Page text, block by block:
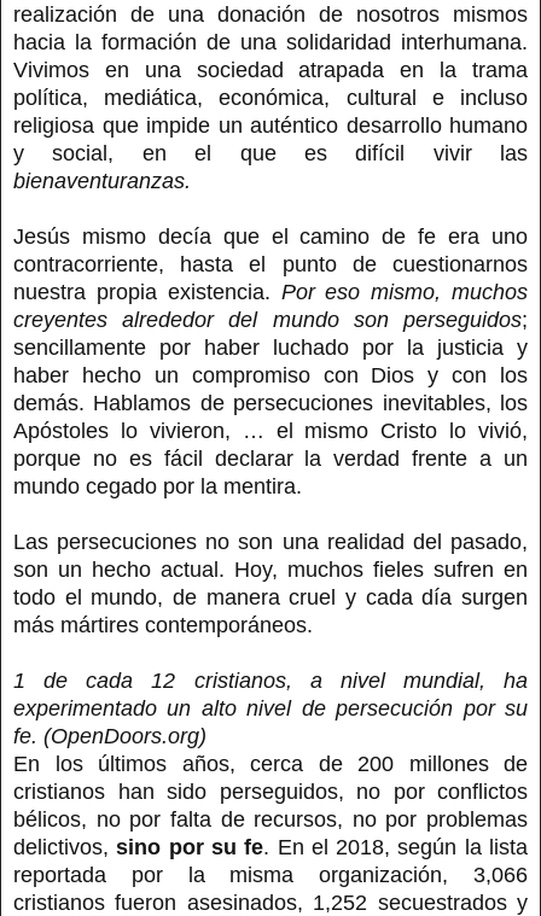
realización de una donación de nosotros mismos
hacia la formación de una solidaridad interhumana.
Vivimos en una sociedad atrapada en la trama
política, mediática, económica, cultural e incluso
religiosa que impide un auténtico desarrollo humano
y social, en el que es difícil vivir las
bienaventuranzas.
Jesús mismo decía que el camino de fe era uno
contracorriente, hasta el punto de cuestionarnos
nuestra propia existencia. Por eso mismo, muchos
creyentes alrededor del mundo son perseguidos;
sencillamente por haber luchado por la justicia y
haber hecho un compromiso con Dios y con los
demás. Hablamos de persecuciones inevitables, los
Apóstoles lo vivieron, … el mismo Cristo lo vivió,
porque no es fácil declarar la verdad frente a un
mundo cegado por la mentira.
Las persecuciones no son una realidad del pasado,
son un hecho actual. Hoy, muchos fieles sufren en
todo el mundo, de manera cruel y cada día surgen
más mártires contemporáneos.
1 de cada 12 cristianos, a nivel mundial, ha
experimentado un alto nivel de persecución por su
fe. (OpenDoors.org)
En los últimos años, cerca de 200 millones de
cristianos han sido perseguidos, no por conflictos
bélicos, no por falta de recursos, no por problemas
delictivos,sino por su fe. En el 2018, según la lista
reportada por la misma organización, 3,066
cristianos fueron asesinados, 1,252 secuestrados y